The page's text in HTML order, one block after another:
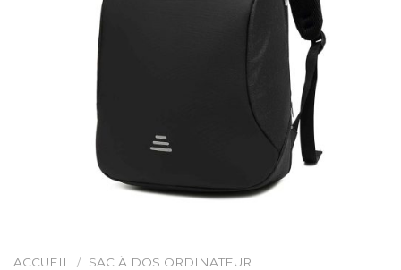
ACCUEIL / SAC À DOS ORDINATEUR